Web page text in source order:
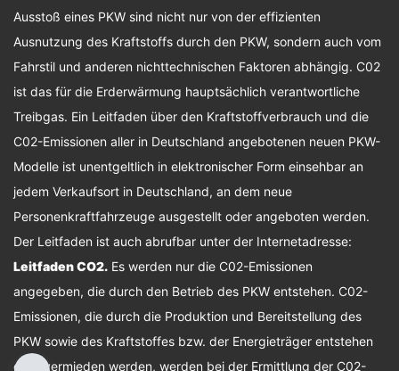
Ausstoß eines PKW sind nicht nur von der effizienten
Ausnutzung des Kraftstoffs durch den PKW, sondern auch vom
Fahrstil und anderen nichttechnischen Faktoren abhängig. C02
ist das für die Erderwärmung hauptsächlich verantwortliche
Treibgas. Ein Leitfaden über den Kraftstoffverbrauch und die
C02-Emissionen aller in Deutschland angebotenen neuen PKW-
Modelle ist unentgeltlich in elektronischer Form einsehbar an
jedem Verkaufsort in Deutschland, an dem neue
Personenkraftfahrzeuge ausgestellt oder angeboten werden.
Der Leitfaden ist auch abrufbar unter der Internetadresse:
Leitfaden CO2. Es werden nur die C02-Emissionen
angegeben, die durch den Betrieb des PKW entstehen. C02-
Emissionen, die durch die Produktion und Bereitstellung des
PKW sowie des Kraftstoffes bzw. der Energieträger entstehen
oder vermieden werden, werden bei der Ermittlung der C02-